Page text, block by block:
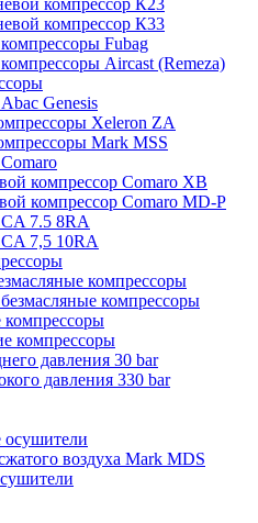
компрессор К33
Fubag
Aircast (Remeza)
Genesis
Xeleron ZA
Mark MSS
компрессор Comaro XB
компрессор Comaro MD-P
7.5 8RA
7,5 10RA
компрессоры
компрессоры
компрессоры
давления 30 bar
давления 330 bar
воздуха Mark MDS